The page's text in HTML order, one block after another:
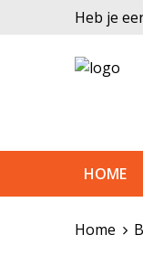
Heb je
HOME
Home